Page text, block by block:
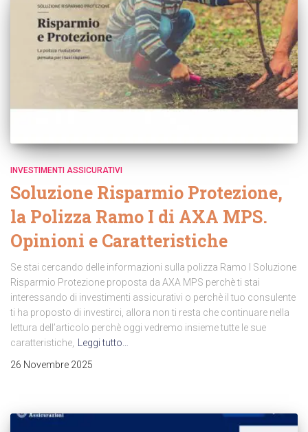
INVESTIMENTI ASSICURATIVI
Soluzione Risparmio Protezione,
la Polizza Ramo I di AXA MPS.
Opinioni e Caratteristiche
Se stai cercando delle informazioni sulla polizza Ramo I Soluzione
Risparmio Protezione proposta da AXA MPS perchè ti stai
interessando di investimenti assicurativi o perchè il tuo consulente
ti ha proposto di investirci, allora non ti resta che continuare nella
lettura dell’articolo perchè oggi vedremo insieme tutte le sue
caratteristiche,
Leggi tutto…
26 Novembre 2025